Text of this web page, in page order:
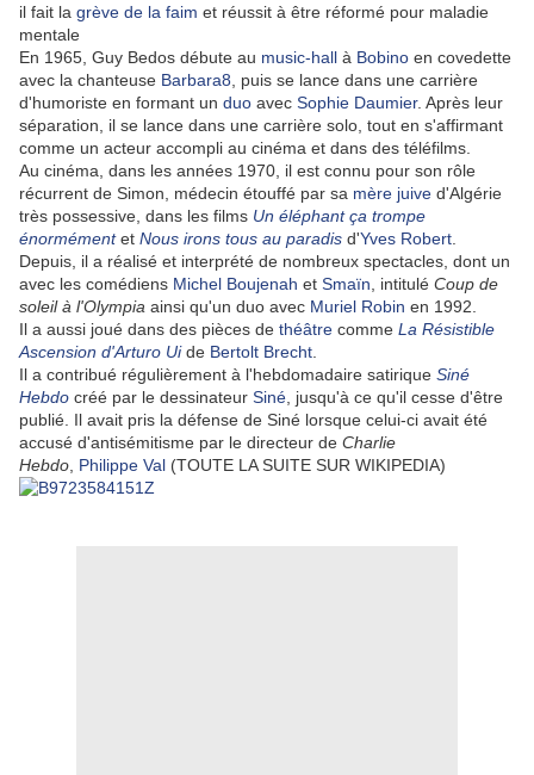
il fait la grève de la faim et réussit à être réformé pour maladie
mentale
En 1965, Guy Bedos débute au music-hall à Bobino en covedette
avec la chanteuse Barbara8 , puis se lance dans une carrière
d'humoriste en formant un duo avec Sophie Daumier. Après leur
séparation, il se lance dans une carrière solo, tout en s'affirmant
comme un acteur accompli au cinéma et dans des téléfilms.
Au cinéma, dans les années 1970, il est connu pour son rôle
récurrent de Simon, médecin étouffé par sa mère juive d'Algérie
très possessive, dans les films Un éléphant ça trompe
énormémentet Nous irons tous au paradis d'Yves Robert
Depuis, il a réalisé et interprété de nombreux spectacles, dont un
avec les comédiens Michel Boujenah et Smaïn , intitulé Coup de
soleil à l'Olympia ainsi qu'un duo avec Muriel Robin en 1992.
Il a aussi joué dans des pièces de théâtre comme La Résistible
Ascension d'Arturo Uide Bertolt Brecht
Il a contribué régulièrement à l'hebdomadaire satirique Siné
Hebdo créé par le dessinateur Siné , jusqu'à ce qu'il cesse d'être
publié. Il avait pris la défense de Siné lorsque celui-ci avait été
accusé d'antisémitisme par le directeur de Charlie
Hebdo Philippe Val (TOUTE LA SUITE SUR WIKIPEDIA)